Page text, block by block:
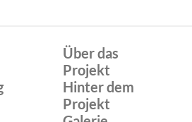
Über das
Projekt
Hinter dem
Projekt